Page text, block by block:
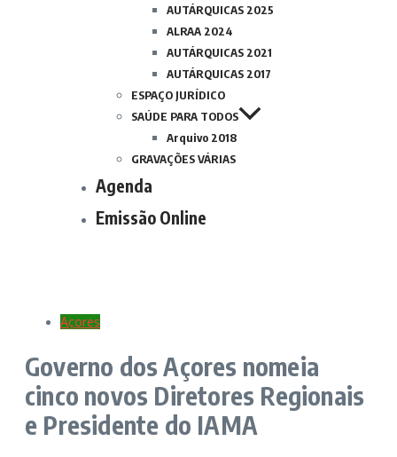
AUTÁRQUICAS 2025
ALRAA 2024
AUTÁRQUICAS 2021
AUTÁRQUICAS 2017
ESPAÇO JURÍDICO
SAÚDE PARA TODOS
Arquivo 2018
GRAVAÇÕES VÁRIAS
Agenda
Emissão Online
Açores
Governo dos Açores nomeia
cinco novos Diretores Regionais
e Presidente do IAMA